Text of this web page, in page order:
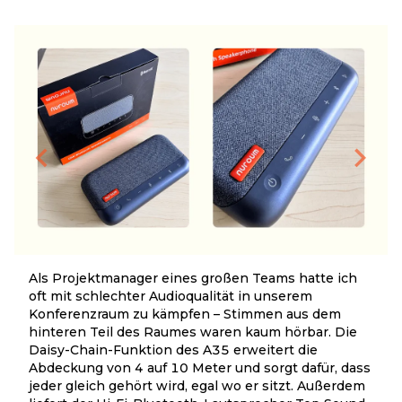
Als Projektmanager eines großen Teams hatte ich
oft mit schlechter Audioqualität in unserem
Konferenzraum zu kämpfen – Stimmen aus dem
hinteren Teil des Raumes waren kaum hörbar. Die
Daisy-Chain-Funktion des A35 erweitert die
Abdeckung von 4 auf 10 Meter und sorgt dafür, dass
jeder gleich gehört wird, egal wo er sitzt. Außerdem